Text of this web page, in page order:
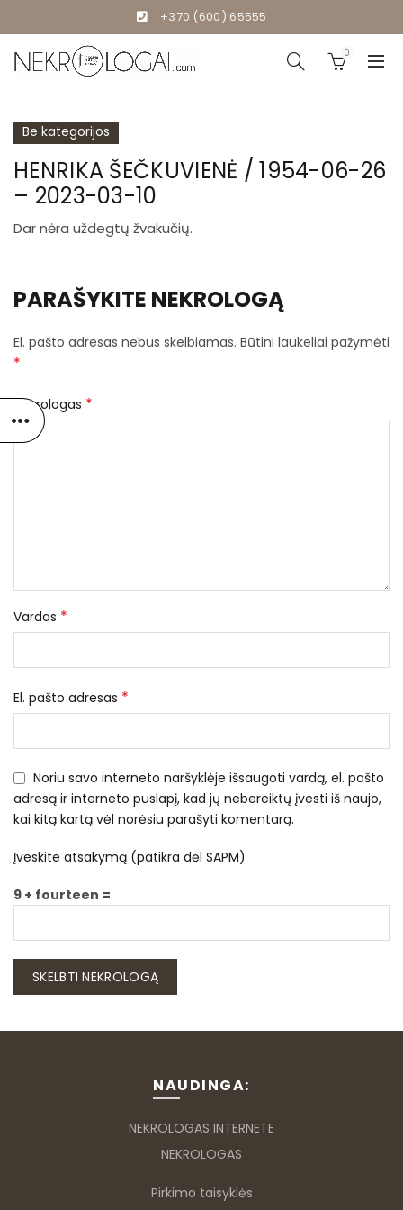
+370 (600) 65555
0
Be kategorijos
HENRIKA ŠEČKUVIENĖ / 1954-06-26
– 2023-03-10
Dar nėra uždegtų žvakučių.
PARAŠYKITE NEKROLOGĄ
El. pašto adresas nebus skelbiamas. Būtini laukeliai pažymėti
*
Nekrologas *
Vardas *
El. pašto adresas *
Noriu savo interneto naršyklėje išsaugoti vardą, el. pašto
adresą ir interneto puslapį, kad jų nebereiktų įvesti iš naujo,
kai kitą kartą vėl norėsiu parašyti komentarą.
Įveskite atsakymą (patikra dėl SAPM)
9 + fourteen =
NAUDINGA:
NEKROLOGAS INTERNETE
NEKROLOGAS
Pirkimo taisyklės